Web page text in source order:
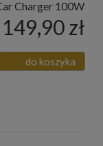
Charger 100W
149,90 zł
do koszyka